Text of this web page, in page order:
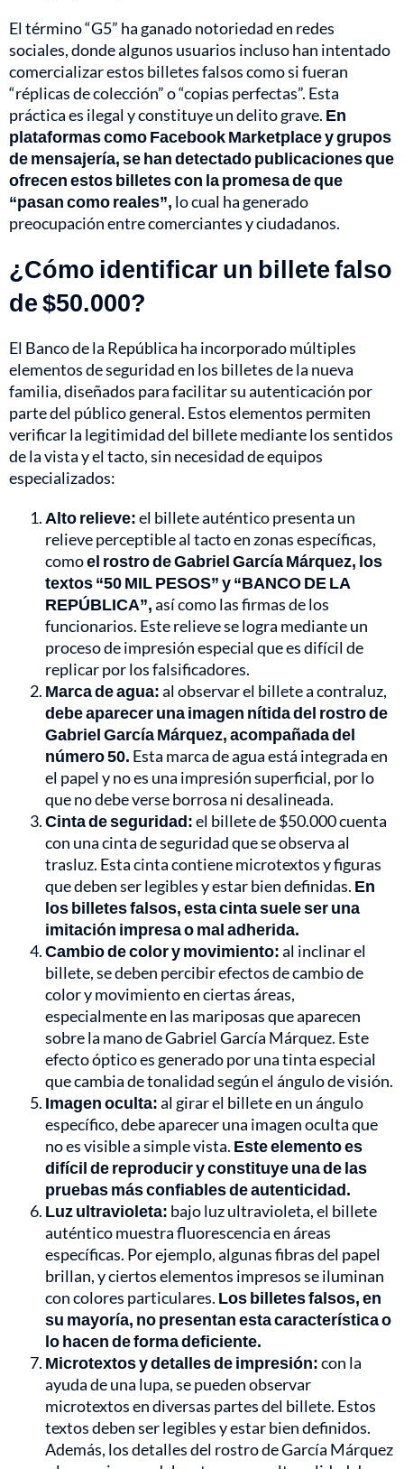
El término “G5” ha ganado notoriedad en redes
sociales, donde algunos usuarios incluso han intentado
comercializar estos billetes falsos como si fueran
“réplicas de colección” o “copias perfectas”. Esta
práctica es ilegal y constituye un delito grave. En
plataformas como Facebook Marketplace y grupos
de mensajería, se han detectado publicaciones que
ofrecen estos billetes con la promesa de que
“pasan como reales”, lo cual ha generado
preocupación entre comerciantes y ciudadanos.
¿Cómo identificar un billete falso
de $50.000?
El Banco de la República ha incorporado múltiples
elementos de seguridad en los billetes de la nueva
familia, diseñados para facilitar su autenticación por
parte del público general. Estos elementos permiten
verificar la legitimidad del billete mediante los sentidos
de la vista y el tacto, sin necesidad de equipos
especializados:
Alto relieve:el billete auténtico presenta un
relieve perceptible al tacto en zonas específicas,
comoel rostro de Gabriel García Márquez, los
textos “50 MIL PESOS” y “BANCO DE LA
REPÚBLICA”,así como las firmas de los
funcionarios. Este relieve se logra mediante un
proceso de impresión especial que es difícil de
replicar por los falsificadores.
Marca de agua:al observar el billete a contraluz,
debe aparecer una imagen nítida del rostro de
Gabriel García Márquez, acompañada del
número 50. Esta marca de agua está integrada en
el papel y no es una impresión superficial, por lo
que no debe verse borrosa ni desalineada.
Cinta de seguridad:el billete de $50.000 cuenta
con una cinta de seguridad que se observa al
trasluz. Esta cinta contiene microtextos y figuras
que deben ser legibles y estar bien definidas. En
los billetes falsos, esta cinta suele ser una
imitación impresa o mal adherida.
Cambio de color y movimiento:al inclinar el
billete, se deben percibir efectos de cambio de
color y movimiento en ciertas áreas,
especialmente en las mariposas que aparecen
sobre la mano de Gabriel García Márquez. Este
efecto óptico es generado por una tinta especial
que cambia de tonalidad según el ángulo de visión.
Imagen oculta:al girar el billete en un ángulo
específico, debe aparecer una imagen oculta que
no es visible a simple vista. Este elemento es
difícil de reproducir y constituye una de las
pruebas más confiables de autenticidad.
Luz ultravioleta: bajo luz ultravioleta, el billete
auténtico muestra fluorescencia en áreas
específicas. Por ejemplo, algunas fibras del papel
brillan, y ciertos elementos impresos se iluminan
con colores particulares. Los billetes falsos, en
su mayoría, no presentan esta característica o
lo hacen de forma deficiente.
Microtextos y detalles de impresión:con la
ayuda de una lupa, se pueden observar
microtextos en diversas partes del billete. Estos
textos deben ser legibles y estar bien definidos.
Además, los detalles del rostro de García Márquez